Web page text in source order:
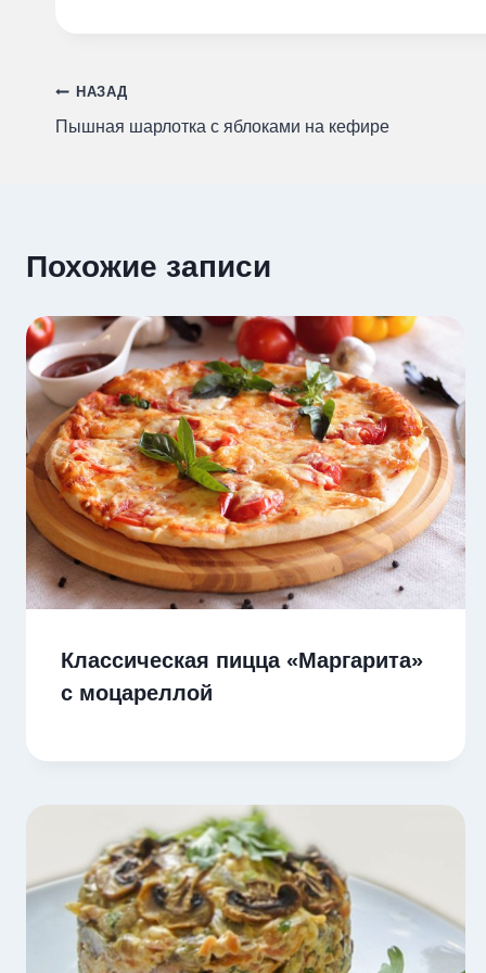
Навигация
по
НАЗАД
Пышная шарлотка с яблоками на кефире
Похожие записи
Классическая пицца «Маргарита»
с моцареллой